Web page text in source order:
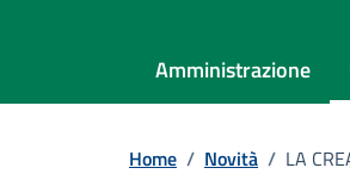
Amministrazione
Home / Novità / LA